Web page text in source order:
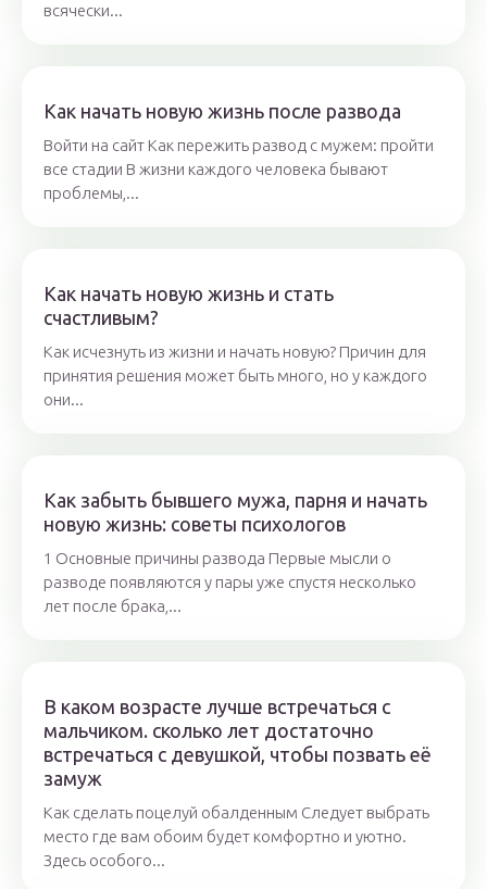
всячески...
Как начать новую жизнь после развода
Войти на сайт Как пережить развод с мужем: пройти
все стадии В жизни каждого человека бывают
проблемы,...
Как начать новую жизнь и стать
счастливым?
Как исчезнуть из жизни и начать новую? Причин для
принятия решения может быть много, но у каждого
они...
Как забыть бывшего мужа, парня и начать
новую жизнь: советы психологов
1 Основные причины развода Первые мысли о
разводе появляются у пары уже спустя несколько
лет после брака,...
В каком возрасте лучше встречаться с
мальчиком. сколько лет достаточно
встречаться с девушкой, чтобы позвать её
замуж
Как сделать поцелуй обалденным Следует выбрать
место где вам обоим будет комфортно и уютно.
Здесь особого...